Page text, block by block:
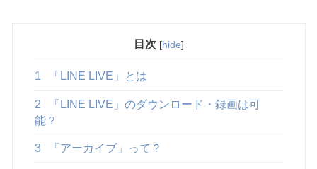
目次 [hide]
1 「LINE LIVE」とは
2
「LINE LIVE」のダウンロード・録画は可
能？
3 「アーカイブ」って？